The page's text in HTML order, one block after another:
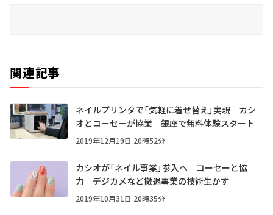
関連記事
ネイルプリンタで「気軽に着せ替え」実現 カシ
オとコーセーが協業 銀座で無料体験スタート
2019年12月19日 20時52分
カシオが「ネイル事業」参入へ コーセーと協
力 デジカメなど撤退事業の技術生かす
2019年10月31日 20時35分